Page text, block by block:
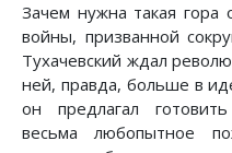
Зачем нужна такая
войны, призванной
Тухачевский ждал
ней, правда, больше в
он предлагал
весьма любопытное